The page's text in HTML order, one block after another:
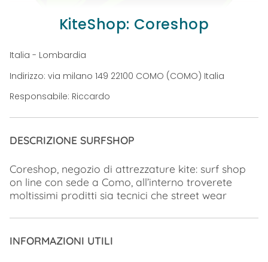
KiteShop: Coreshop
Italia - Lombardia
Indirizzo: via milano 149 22100 COMO (COMO) Italia
Responsabile: Riccardo
DESCRIZIONE SURFSHOP
Coreshop, negozio di attrezzature kite: surf shop
on line con sede a Como, all’interno troverete
moltissimi proditti sia tecnici che street wear
INFORMAZIONI UTILI